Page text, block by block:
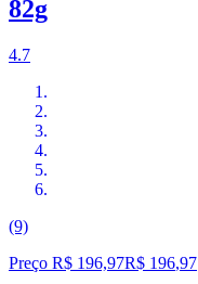
82g
4.7
(9)
Preço R$ 196,97R$ 196,97